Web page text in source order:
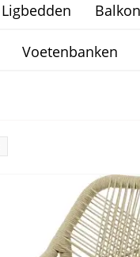
Ligbedden
Voetenbanken